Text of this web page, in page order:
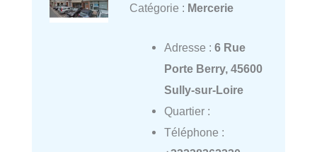
Catégorie : Mercerie
Adresse : 6 Rue
Porte Berry, 45600
Sully-sur-Loire
Quartier :
Téléphone :